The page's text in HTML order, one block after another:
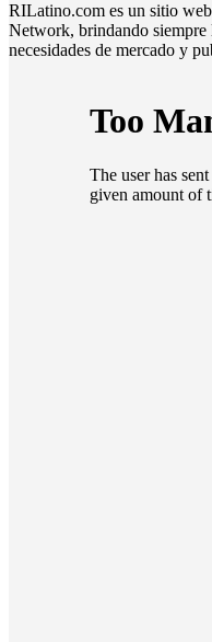
RILatino.com es un sitio
Network, brindando siempre
necesidades de mercado y